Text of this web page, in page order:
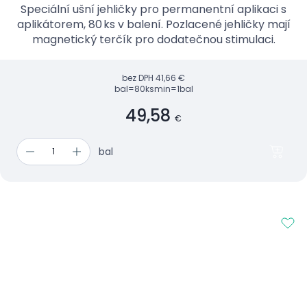
Speciální ušní jehličky pro permanentní aplikaci s
aplikátorem, 80 ks v balení. Pozlacené jehličky mají
magnetický terčík pro dodatečnou stimulaci.
bez DPH 41,66 €
bal=80ksmin=1bal
49,58 €
bal